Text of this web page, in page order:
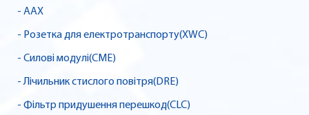
- AAX
- Розетка для електротранспорту(XWC)
- Силові модулі(CME)
- Лічильник стислого повітря(DRE)
- Фільтр придушення перешкод(CLC)